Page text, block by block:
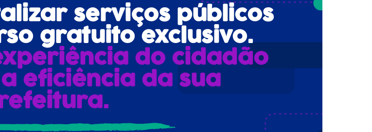
serviços públicos
gratuito exclusivo.
do cidadão
eficiência da sua